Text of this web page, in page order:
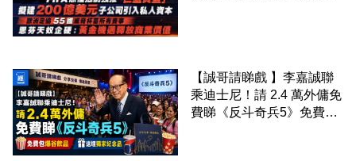
【誠哥請睇戲 】李嘉誠聯
乘迪士尼！請 2.4 萬外傭免
費睇《反斗奇兵5》免費包